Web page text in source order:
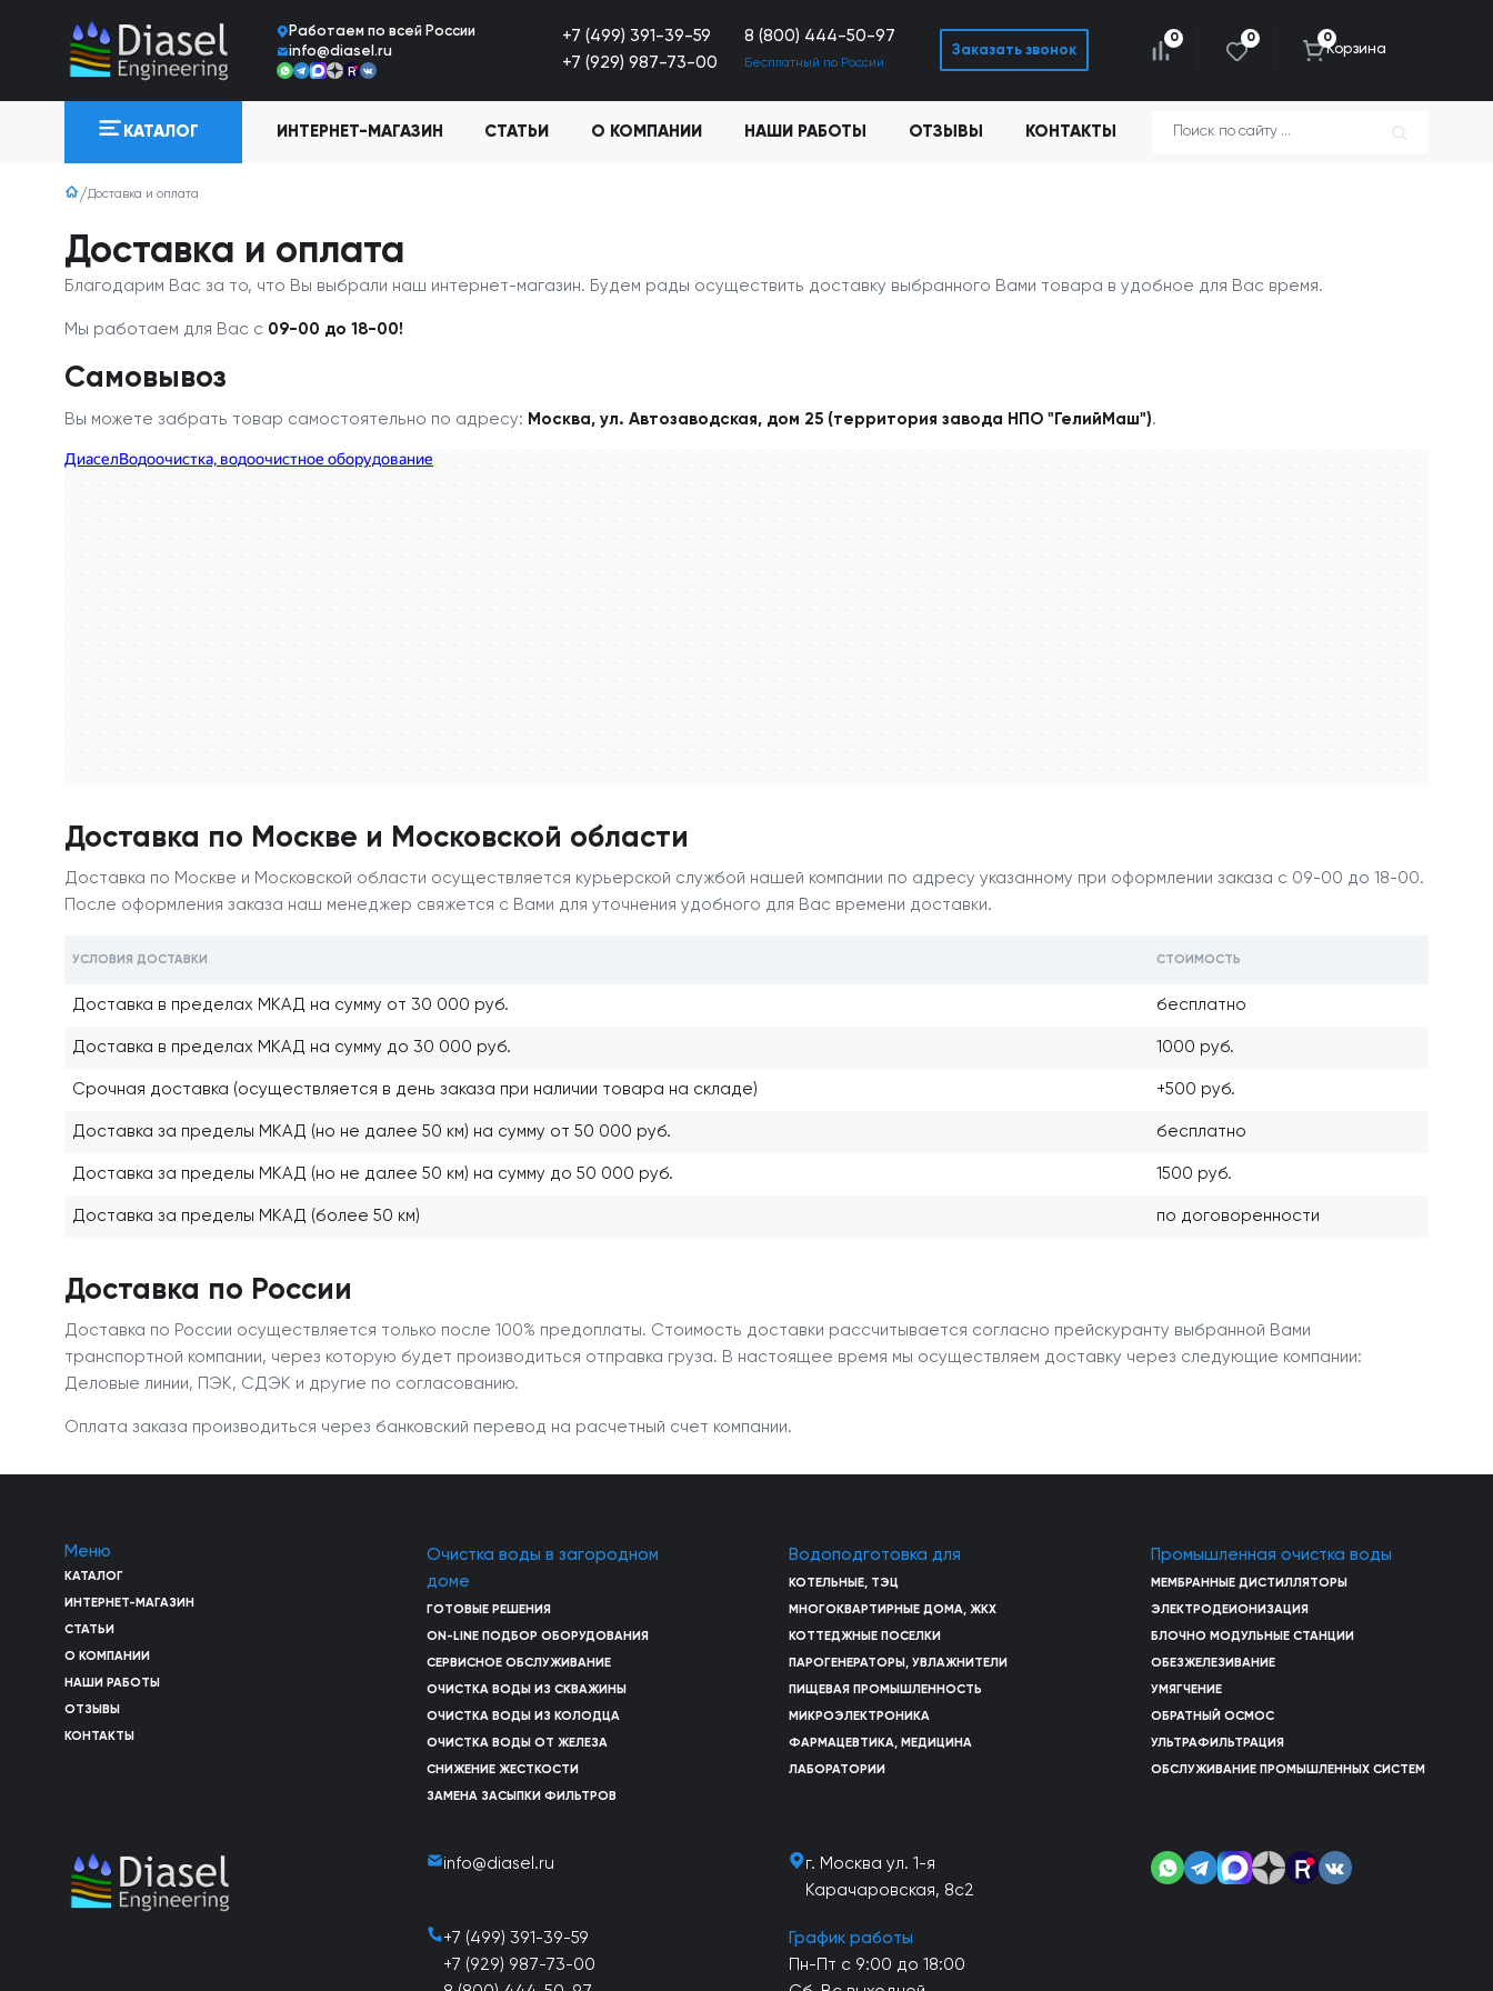
Работаем по всей Росcии
info@diasel.ru
+7 (499) 391-39-59
8 (800) 444-50-97
+7 (929) 987-73-00
Бесплатный по России
Заказать звонок
0 0
Корзина
0
КАТАЛОГ ИНТЕРНЕТ-МАГАЗИН СТАТЬИ О КОМПАНИИ НАШИ РАБОТЫ ОТЗЫВЫ КОНТАКТЫ
Доставка и оплата
Доставка и оплата
Благодарим Вас за то, что Вы выбрали наш интернет-магазин. Будем рады осуществить доставку выбранного Вами товара в удобное для Вас время.
Мы работаем для Вас с 09-00 до 18-00!
Самовывоз
Вы можете забрать товар самостоятельно по адресу: Москва, ул. Автозаводская, дом 25 (территория завода НПО "ГелийМаш").
Доставка по Москве и Московской области
Доставка по Москве и Московской области осуществляется курьерской службой нашей компании по адресу указанному при оформлении заказа с 09-00 до 18-00.
После оформления заказа наш менеджер свяжется с Вами для уточнения удобного для Вас времени доставки.
УСЛОВИЯ ДОСТАВКИ СТОИМОСТЬ
Доставка в пределах МКАД на сумму от 30 000 руб. бесплатно
Доставка в пределах МКАД на сумму до 30 000 руб. 1000 руб.
Срочная доставка (осуществляется в день заказа при наличии товара на складе) +500 руб.
Доставка за пределы МКАД (но не далее 50 км) на сумму от 50 000 руб. бесплатно
Доставка за пределы МКАД (но не далее 50 км) на сумму до 50 000 руб. 1500 руб.
Доставка за пределы МКАД (более 50 км) по договоренности
Доставка по России
Доставка по России осуществляется только после 100% предоплаты. Стоимость доставки рассчитывается согласно прейскуранту выбранной Вами
транспортной компании, через которую будет производиться отправка груза. В настоящее время мы осуществляем доставку через следующие компании:
Деловые линии, ПЭК, СДЭК и другие по согласованию.
Оплата заказа производиться через банковский перевод на расчетный счет компании.
Меню
КАТАЛОГ
ИНТЕРНЕТ-МАГАЗИН
СТАТЬИ
О КОМПАНИИ
НАШИ РАБОТЫ
ОТЗЫВЫ
КОНТАКТЫ
Очистка воды в загородном
доме
ГОТОВЫЕ РЕШЕНИЯ
ON-LINE ПОДБОР ОБОРУДОВАНИЯ
СЕРВИСНОЕ ОБСЛУЖИВАНИЕ
ОЧИСТКА ВОДЫ ИЗ СКВАЖИНЫ
ОЧИСТКА ВОДЫ ИЗ КОЛОДЦА
ОЧИСТКА ВОДЫ ОТ ЖЕЛЕЗА
СНИЖЕНИЕ ЖЕСТКОСТИ
ЗАМЕНА ЗАСЫПКИ ФИЛЬТРОВ
Водоподготовка для
КОТЕЛЬНЫЕ, ТЭЦ
МНОГОКВАРТИРНЫЕ ДОМА, ЖКХ
КОТТЕДЖНЫЕ ПОСЕЛКИ
ПАРОГЕНЕРАТОРЫ, УВЛАЖНИТЕЛИ
ПИЩЕВАЯ ПРОМЫШЛЕННОСТЬ
МИКРОЭЛЕКТРОНИКА
ФАРМАЦЕВТИКА, МЕДИЦИНА
ЛАБОРАТОРИИ
Промышленная очистка воды
МЕМБРАННЫЕ ДИСТИЛЛЯТОРЫ
ЭЛЕКТРОДЕИОНИЗАЦИЯ
БЛОЧНО МОДУЛЬНЫЕ СТАНЦИИ
ОБЕЗЖЕЛЕЗИВАНИЕ
УМЯГЧЕНИЕ
ОБРАТНЫЙ ОСМОС
УЛЬТРАФИЛЬТРАЦИЯ
ОБСЛУЖИВАНИЕ ПРОМЫШЛЕННЫХ СИСТЕМ
info@diasel.ru
г. Москва ул. 1-я
Карачаровская, 8с2
+7 (499) 391-39-59
+7 (929) 987-73-00
График работы
Пн-Пт с 9:00 до 18:00